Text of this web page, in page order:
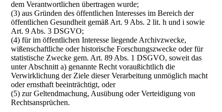
dem Verantwortlichen übertragen wurde;
(3) aus Gründen des öffentlichen Interesses im Bereich der
öffentlichen Gesundheit gemäß Art. 9 Abs. 2 lit. h und i sowie
Art. 9 Abs. 3 DSGVO;
(4) für im öffentlichen Interesse liegende Archivzwecke,
wißenschaftliche oder historische Forschungszwecke oder für
statistische Zwecke gem. Art. 89 Abs. 1 DSGVO, soweit das
unter Abschnitt a) genannte Recht voraußichtlich die
Verwirklichung der Ziele dieser Verarbeitung unmöglich macht
oder ernsthaft beeinträchtigt, oder
(5) zur Geltendmachung, Ausübung oder Verteidigung von
Rechtsansprüchen.